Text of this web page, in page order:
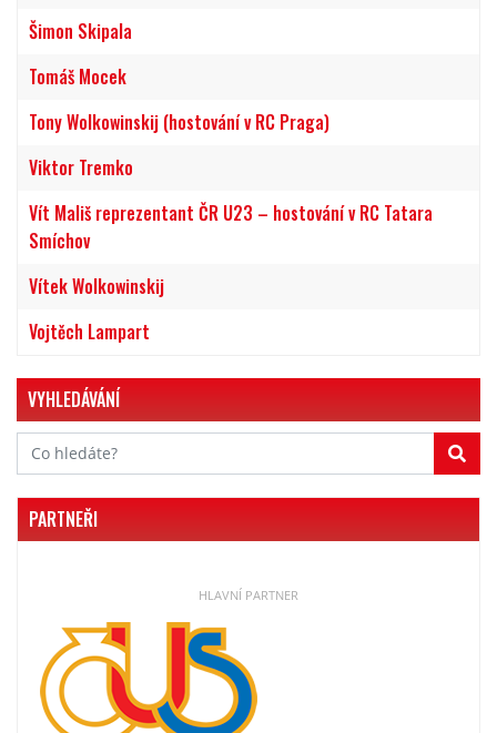
PARTNEŘI
HLAVNÍ PARTNER
Šimon Skipala
Tomáš Mocek
Tony Wolkowinskij (hostování v RC Praga)
Viktor Tremko
Vít Mališ reprezentant ČR U23 – hostování v RC Tatara
Smíchov
Vítek Wolkowinskij
Vojtěch Lampart
VYHLEDÁVÁNÍ